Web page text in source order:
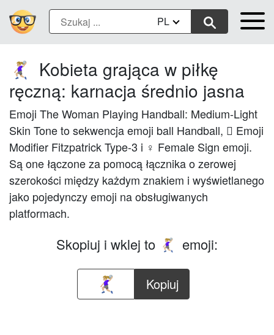
PL
🤾🏼‍♀️
Kobieta grająca w piłkę
ręczną: karnacja średnio jasna
Emoji The Woman Playing Handball: Medium-Light
Skin Tone to sekwencja emoji ball Handball, 🏼 Emoji
Modifier Fitzpatrick Type-3 i ♀ Female Sign emoji.
Są one łączone za pomocą łącznika o zerowej
szerokości między każdym znakiem i wyświetlanego
jako pojedynczy emoji na obsługiwanych
platformach.
Skopiuj i wklej to 🤾🏼‍♀️ emoji:
Kopiuj